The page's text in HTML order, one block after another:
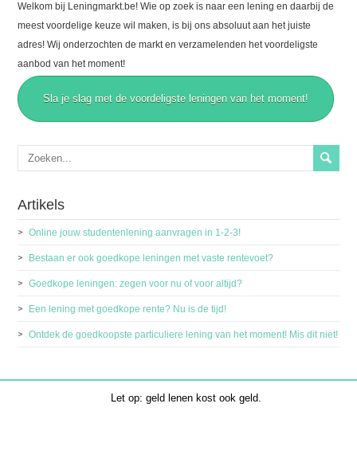
Welkom bij Leningmarkt.be! Wie op zoek is naar een lening en daarbij de
meest voordelige keuze wil maken, is bij ons absoluut aan het juiste
adres! Wij onderzochten de markt en verzamelenden het voordeligste
aanbod van het moment!
Sla je slag met de voordeligste leningen van het moment!
Artikels
Online jouw studentenlening aanvragen in 1-2-3!
Bestaan er ook goedkope leningen met vaste rentevoet?
Goedkope leningen: zegen voor nu of voor altijd?
Een lening met goedkope rente? Nu is de tijd!
Ontdek de goedkoopste particuliere lening van het moment! Mis dit niet!
Let op: geld lenen kost ook geld.